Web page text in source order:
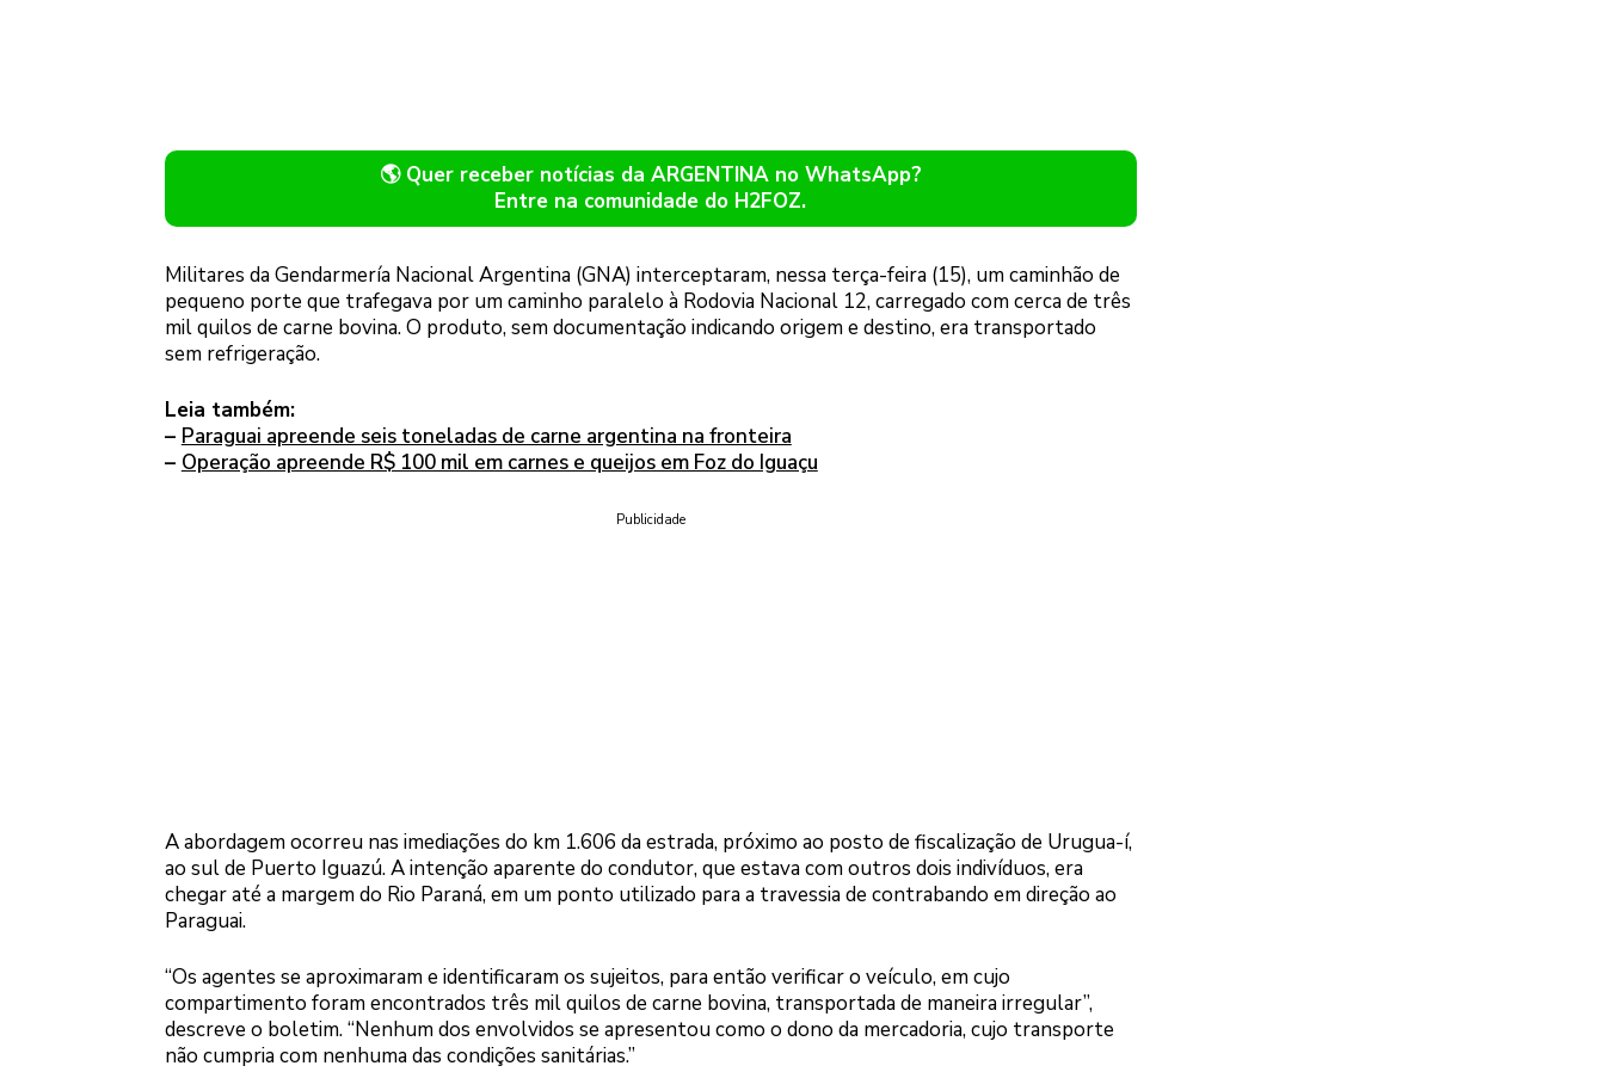
🌎 Quer receber notícias da ARGENTINA no WhatsApp?
Entre na comunidade do H2FOZ.
Militares da Gendarmería Nacional Argentina (GNA) interceptaram, nessa terça-feira (15), um caminhão de
pequeno porte que trafegava por um caminho paralelo à Rodovia Nacional 12, carregado com cerca de três
mil quilos de carne bovina. O produto, sem documentação indicando origem e destino, era transportado
sem refrigeração.
Leia também:
– Paraguai apreende seis toneladas de carne argentina na fronteira
– Operação apreende R$ 100 mil em carnes e queijos em Foz do Iguaçu
Publicidade
A abordagem ocorreu nas imediações do km 1.606 da estrada, próximo ao posto de fiscalização de Urugua-í,
ao sul de Puerto Iguazú. A intenção aparente do condutor, que estava com outros dois indivíduos, era
chegar até a margem do Rio Paraná, em um ponto utilizado para a travessia de contrabando em direção ao
Paraguai.
“Os agentes se aproximaram e identificaram os sujeitos, para então verificar o veículo, em cujo
compartimento foram encontrados três mil quilos de carne bovina, transportada de maneira irregular”,
descreve o boletim. “Nenhum dos envolvidos se apresentou como o dono da mercadoria, cujo transporte
não cumpria com nenhuma das condições sanitárias.”